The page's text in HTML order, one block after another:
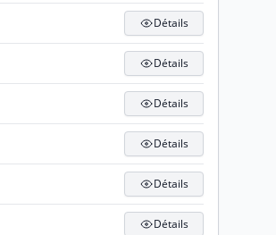
Détails
Détails
Détails
Détails
Détails
Détails